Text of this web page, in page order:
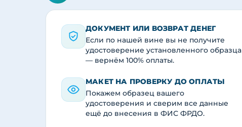
ДОКУМЕНТ ИЛИ ВОЗВРАТ ДЕНЕГ
Если по нашей вине вы не получите
удостоверение установленного образца
— вернём 100% оплаты.
МАКЕТ НА ПРОВЕРКУ ДО ОПЛАТЫ
Покажем образец вашего
удостоверения и сверим все данные
ещё до внесения в ФИС ФРДО.